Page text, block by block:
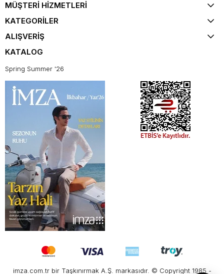
MÜŞTERİ HİZMETLERİ
KATEGORİLER
ALIŞVERİŞ
KATALOG
Spring Summer '26
imza.com.tr bir Taşkınırmak A.Ş. markasıdır. © Copyright 1985 -